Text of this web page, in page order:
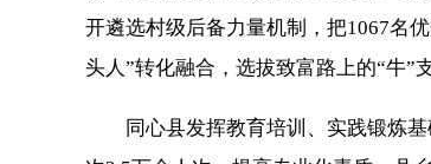
开遴选村级后备力量机制，把1067名
头人”转化融合，选拔致富路上的“牛”
同心县发挥教育培训、实践锻炼基